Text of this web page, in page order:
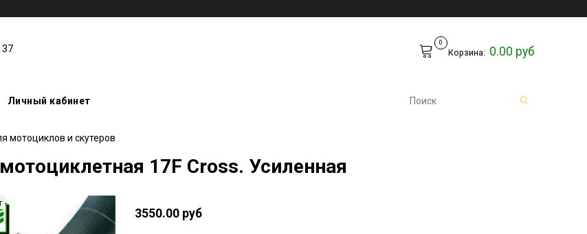
0
Корзина: 0.00 руб
Личный кабинет
мотоциклов и скутеров
17F Cross. Усиленная
3550.00 руб